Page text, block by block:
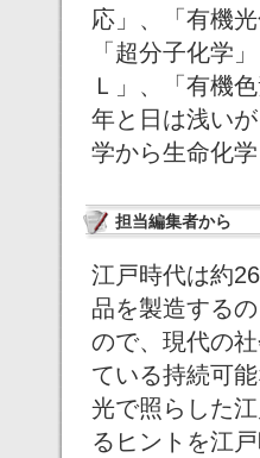
応」、「有機
「超分子化学
Ｌ」、「有機
年と日は浅い
学から生命化
担当編集者から
江戸時代は約
品を製造する
ので、現代の
ている持続可
光で照らした
るヒントを江